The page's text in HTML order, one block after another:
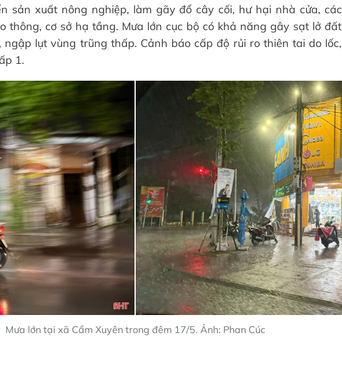
sản xuất nông nghiệp, làm gãy đổ cây cối, hư hại nhà cửa, các
thông, cơ sở hạ tầng. Mưa lớn cục bộ có khả năng gây sạt lở đất
ngập lụt vùng trũng thấp. Cảnh báo cấp độ rủi ro thiên tai do lốc,
1.
Mưa lớn tại xã Cẩm Xuyên trong đêm 17/5. Ảnh: Phan Cúc